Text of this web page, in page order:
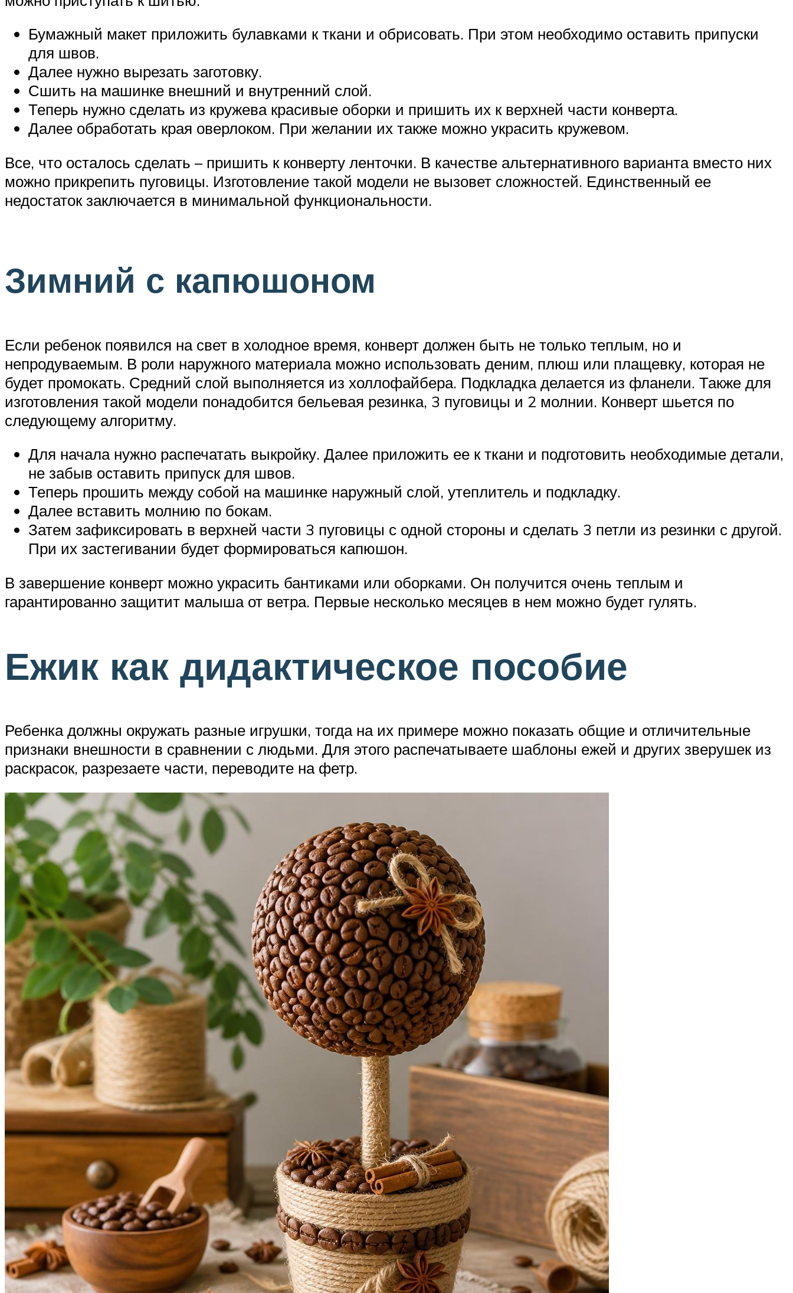
Бумажный макет приложить булавками к ткани и обрисовать. При этом необходимо оставить припуски
для швов.
Далее нужно вырезать заготовку.
Сшить на машинке внешний и внутренний слой.
Теперь нужно сделать из кружева красивые оборки и пришить их к верхней части конверта.
Далее обработать края оверлоком. При желании их также можно украсить кружевом.
Все, что осталось сделать – пришить к конверту ленточки. В качестве альтернативного варианта вместо них
можно прикрепить пуговицы. Изготовление такой модели не вызовет сложностей. Единственный ее
недостаток заключается в минимальной функциональности.
Зимний с капюшоном
Если ребенок появился на свет в холодное время, конверт должен быть не только теплым, но и
непродуваемым. В роли наружного материала можно использовать деним, плюш или плащевку, которая не
будет промокать. Средний слой выполняется из холлофайбера. Подкладка делается из фланели. Также для
изготовления такой модели понадобится бельевая резинка, 3 пуговицы и 2 молнии. Конверт шьется по
следующему алгоритму.
Для начала нужно распечатать выкройку. Далее приложить ее к ткани и подготовить необходимые детали,
не забыв оставить припуск для швов.
Теперь прошить между собой на машинке наружный слой, утеплитель и подкладку.
Далее вставить молнию по бокам.
Затем зафиксировать в верхней части 3 пуговицы с одной стороны и сделать 3 петли из резинки с другой.
При их застегивании будет формироваться капюшон.
В завершение конверт можно украсить бантиками или оборками. Он получится очень теплым и
гарантированно защитит малыша от ветра. Первые несколько месяцев в нем можно будет гулять.
Ежик как дидактическое пособие
Ребенка должны окружать разные игрушки, тогда на их примере можно показать общие и отличительные
признаки внешности в сравнении с людьми. Для этого распечатываете шаблоны ежей и других зверушек из
раскрасок, разрезаете части, переводите на фетр.